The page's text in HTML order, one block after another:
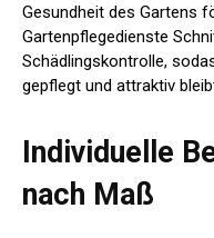
Gesundheit des Gartens
Gartenpflegedienste
Schädlingskontrolle,
gepflegt und attraktiv
Individuelle
nach Maß